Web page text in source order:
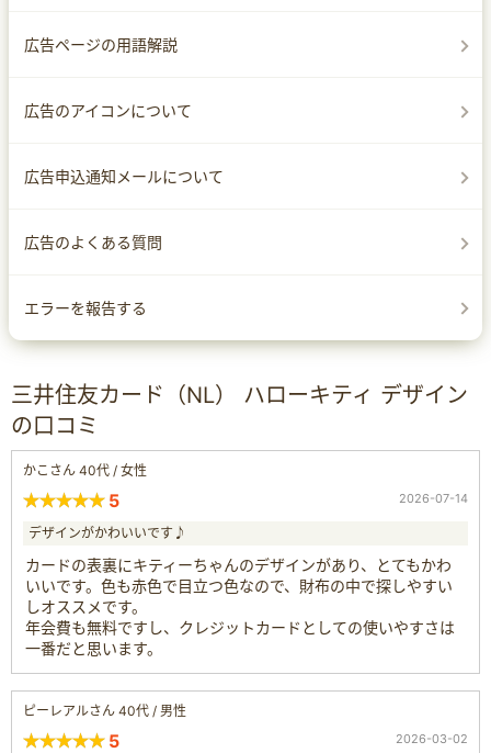
広告ページの用語解説
広告のアイコンについて
広告申込通知メールについて
広告のよくある質問
エラーを報告する
三井住友カード（NL） ハローキティ デザイン
の口コミ
かこさん 40代 / 女性
5 2026-07-14
デザインがかわいいです♪
カードの表裏にキティーちゃんのデザインがあり、とてもかわ
いいです。色も赤色で目立つ色なので、財布の中で探しやすい
しオススメです。
年会費も無料ですし、クレジットカードとしての使いやすさは
一番だと思います。
ピーレアルさん 40代 / 男性
5 2026-03-02